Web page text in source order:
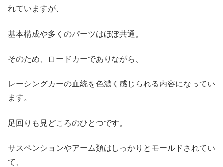
れていますが、
基本構成や多くのパーツはほぼ共通。
そのため、ロードカーでありながら、
レーシングカーの血統を色濃く感じられる内容になってい
ます。
足回りも見どころのひとつです。
サスペンションやアーム類はしっかりとモールドされてい
て、